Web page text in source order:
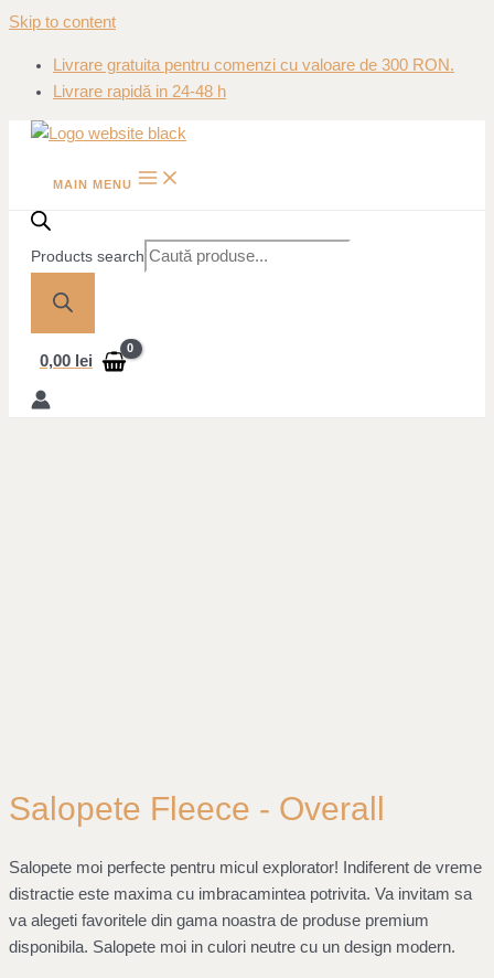
Skip to content
Livrare gratuita pentru comenzi cu valoare de 300 RON.
Livrare rapidă in 24-48 h
MAIN MENU
Products search
0,00 lei
Salopete Fleece - Overall
Salopete moi perfecte pentru micul explorator! Indiferent de vreme
distractie este maxima cu imbracamintea potrivita. Va invitam sa
va alegeti favoritele din gama noastra de produse premium
disponibila. Salopete moi in culori neutre cu un design modern.